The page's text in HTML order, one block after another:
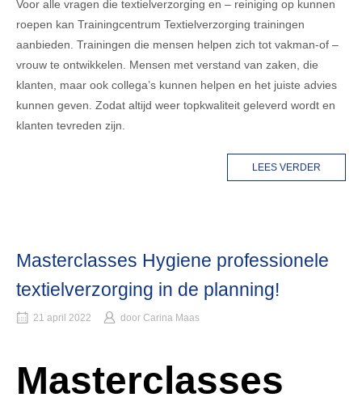
Voor alle vragen die textielverzorging en – reiniging op kunnen
roepen kan Trainingcentrum Textielverzorging trainingen
aanbieden. Trainingen die mensen helpen zich tot vakman-of –
vrouw te ontwikkelen. Mensen met verstand van zaken, die
klanten, maar ook collega’s kunnen helpen en het juiste advies
kunnen geven. Zodat altijd weer topkwaliteit geleverd wordt en
klanten tevreden zijn.
LEES VERDER
Masterclasses Hygiene professionele
textielverzorging in de planning!
21 april 2022 door Carina Maas
Masterclasses